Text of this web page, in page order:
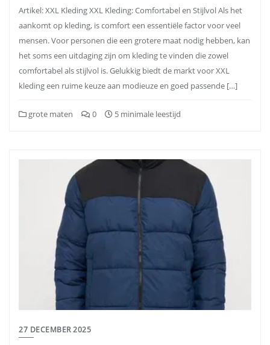
Artikel: XXL Kleding XXL Kleding: Comfortabel en Stijlvol Als het
aankomt op kleding, is comfort een essentiële factor voor veel
mensen. Voor personen die een grotere maat nodig hebben, kan
het soms een uitdaging zijn om kleding te vinden die zowel
comfortabel als stijlvol is. Gelukkig biedt de markt voor XXL
kleding een ruime keuze aan modieuze en goed passende […]
grote maten 0 5 minimale leestijd
27 DECEMBER 2025